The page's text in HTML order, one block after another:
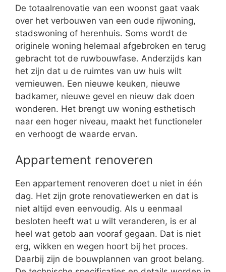
De totaalrenovatie van een woonst gaat vaak
over het verbouwen van een oude rijwoning,
stadswoning of herenhuis. Soms wordt de
originele woning helemaal afgebroken en terug
gebracht tot de ruwbouwfase. Anderzijds kan
het zijn dat u de ruimtes van uw huis wilt
vernieuwen. Een nieuwe keuken, nieuwe
badkamer, nieuwe gevel en nieuw dak doen
wonderen. Het brengt uw woning esthetisch
naar een hoger niveau, maakt het functioneler
en verhoogt de waarde ervan.
Appartement renoveren
Een appartement renoveren doet u niet in één
dag. Het zijn grote renovatiewerken en dat is
niet altijd even eenvoudig. Als u eenmaal
besloten heeft wat u wilt veranderen, is er al
heel wat getob aan vooraf gegaan. Dat is niet
erg, wikken en wegen hoort bij het proces.
Daarbij zijn de bouwplannen van groot belang.